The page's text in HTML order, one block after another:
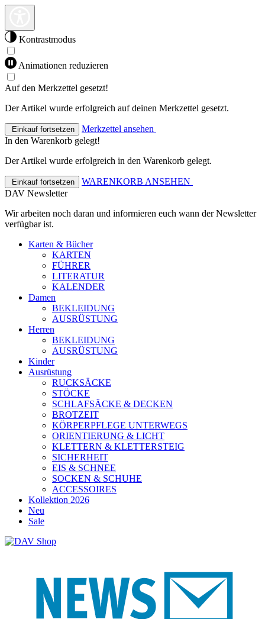
Kontrastmodus
Animationen reduzieren
Auf den Merkzettel gesetzt!
Der Artikel wurde erfolgreich auf deinen Merkzettel gesetzt.
Einkauf fortsetzen
Merkzettel ansehen
In den Warenkorb gelegt!
Der Artikel wurde erfolgreich in den Warenkorb gelegt.
Einkauf fortsetzen
WARENKORB ANSEHEN
DAV Newsletter
Wir arbeiten noch daran und informieren euch wann der Newsletter
verfügbar ist.
Karten & Bücher
KARTEN
FÜHRER
LITERATUR
KALENDER
Damen
BEKLEIDUNG
AUSRÜSTUNG
Herren
BEKLEIDUNG
AUSRÜSTUNG
Kinder
Ausrüstung
RUCKSÄCKE
STÖCKE
SCHLAFSÄCKE & DECKEN
BROTZEIT
KÖRPERPFLEGE UNTERWEGS
ORIENTIERUNG & LICHT
KLETTERN & KLETTERSTEIG
SICHERHEIT
EIS & SCHNEE
SOCKEN & SCHUHE
ACCESSOIRES
Kollektion 2026
Neu
Sale